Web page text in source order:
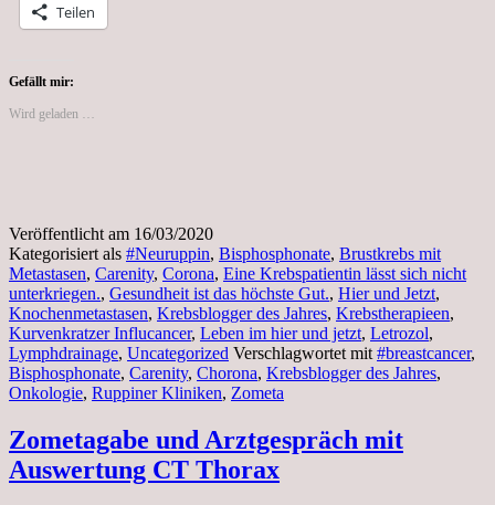
Teilen
Gefällt mir:
Wird geladen …
Veröffentlicht am 16/03/2020
Kategorisiert als #Neuruppin, Bisphosphonate, Brustkrebs mit
Metastasen, Carenity, Corona, Eine Krebspatientin lässt sich nicht
unterkriegen., Gesundheit ist das höchste Gut., Hier und Jetzt,
Knochenmetastasen, Krebsblogger des Jahres, Krebstherapieen,
Kurvenkratzer Influcancer, Leben im hier und jetzt, Letrozol,
Lymphdrainage, Uncategorized Verschlagwortet mit #breastcancer,
Bisphosphonate, Carenity, Chorona, Krebsblogger des Jahres,
Onkologie, Ruppiner Kliniken, Zometa
Zometagabe und Arztgespräch mit
Auswertung CT Thorax